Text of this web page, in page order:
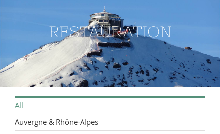
RESTAURATION
All
Auvergne & Rhône-Alpes